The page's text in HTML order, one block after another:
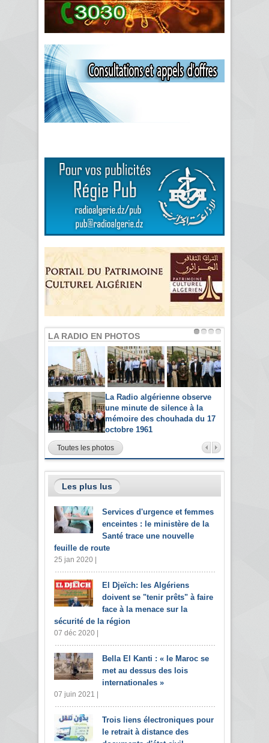
LA RADIO EN PHOTOS
La Radio algérienne observe
une minute de silence à la
mémoire des chouhada du 17
octobre 1961
Toutes les photos
Les plus lus
Services d'urgence et femmes
enceintes : le ministère de la
Santé trace une nouvelle
feuille de route
25 jan 2020 |
El Djeïch: les Algériens
doivent se "tenir prêts" à faire
face à la menace sur la
sécurité de la région
07 déc 2020 |
Bella El Kanti : « le Maroc se
met au dessus des lois
internationales »
07 juin 2021 |
Trois liens électroniques pour
le retrait à distance des